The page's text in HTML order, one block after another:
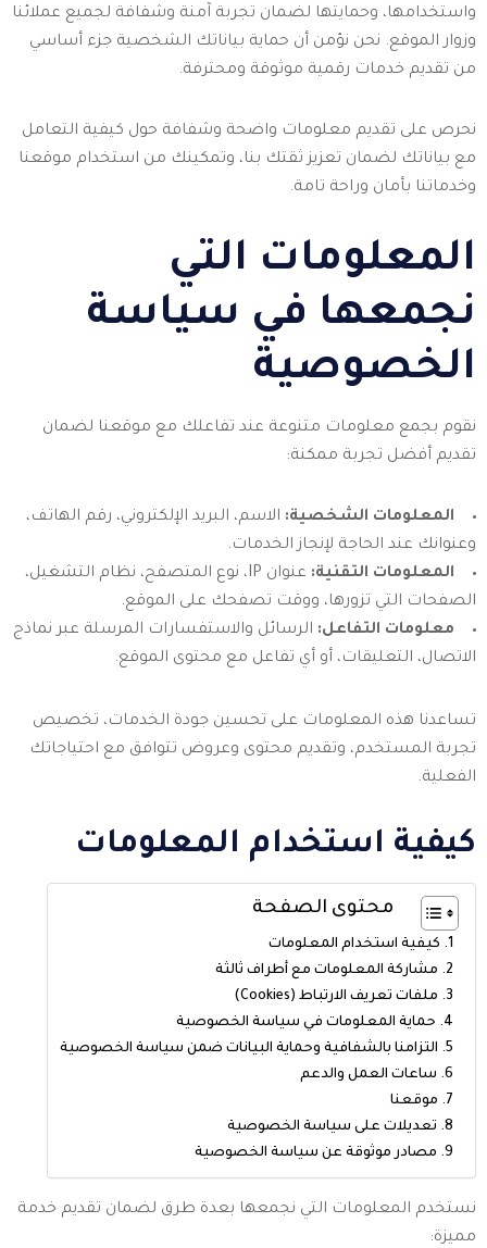
واستخدامها، وحمايتها لضمان تجربة آمنة وشفافة لجميع عملائنا
وزوار الموقع. نحن نؤمن أن حماية بياناتك الشخصية جزء أساسي
من تقديم خدمات رقمية موثوقة ومحترفة.
نحرص على تقديم معلومات واضحة وشفافة حول كيفية التعامل
مع بياناتك لضمان تعزيز ثقتك بنا، وتمكينك من استخدام موقعنا
وخدماتنا بأمان وراحة تامة.
المعلومات التي
نجمعها في سياسة
الخصوصية
نقوم بجمع معلومات متنوعة عند تفاعلك مع موقعنا لضمان
تقديم أفضل تجربة ممكنة:
المعلومات الشخصية: الاسم، البريد الإلكتروني، رقم الهاتف،
وعنوانك عند الحاجة لإنجاز الخدمات.
المعلومات التقنية:
عنوان IP، نوع المتصفح، نظام التشغيل،
الصفحات التي تزورها، ووقت تصفحك على الموقع.
معلومات التفاعل: الرسائل والاستفسارات المرسلة عبر نماذج
الاتصال، التعليقات، أو أي تفاعل مع محتوى الموقع.
تساعدنا هذه المعلومات على تحسين جودة الخدمات، تخصيص
تجربة المستخدم، وتقديم محتوى وعروض تتوافق مع احتياجاتك
الفعلية.
كيفية استخدام المعلومات
محتوى الصفحة
كيفية استخدام المعلومات
مشاركة المعلومات مع أطراف ثالثة
ملفات تعريف الارتباط (Cookies)
حماية المعلومات في سياسة الخصوصية
التزامنا بالشفافية وحماية البيانات ضمن سياسة الخصوصية
ساعات العمل والدعم
موقعنا
تعديلات على سياسة الخصوصية
مصادر موثوقة عن سياسة الخصوصية
نستخدم المعلومات التي نجمعها بعدة طرق لضمان تقديم خدمة
مميزة: